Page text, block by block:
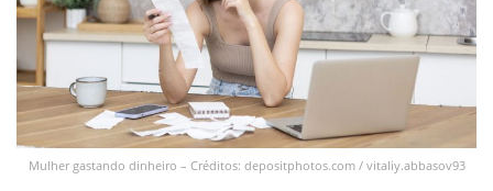
Mulher gastando dinheiro – Créditos: depositphotos.com / vitaliy.abbasov93